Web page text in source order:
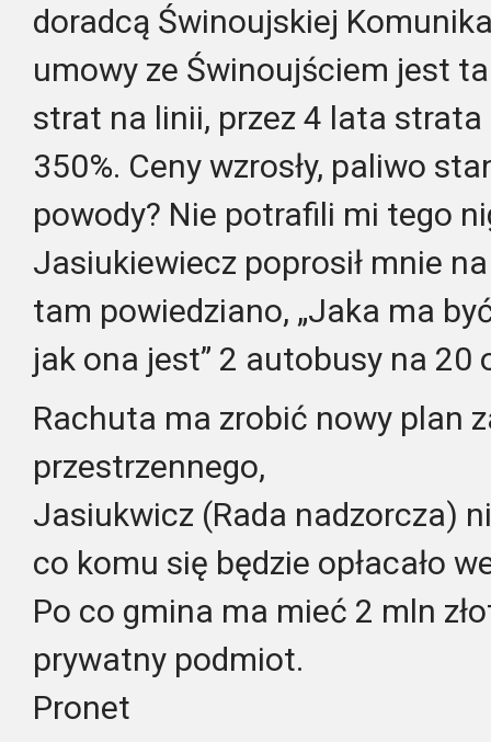
doradcą Świnoujskiej
umowy ze Świnoujściem jest
strat na linii, przez 4 lata
350%. Ceny wzrosły, paliwo
powody? Nie potrafili mi tego
Jasiukiewiecz poprosił mnie
tam powiedziano, „Jaka ma
jak ona jest” 2 autobusy na 20
Rachuta ma zrobić nowy plan
przestrzennego,
Jasiukwicz (Rada nadzorcza)
co komu się będzie opłacało
Po co gmina ma mieć 2 mln
prywatny podmiot.
Pronet